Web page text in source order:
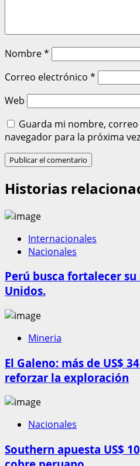
Nombre*
Correo electrónico *
Web
Guarda mi nombre,
navegador para la próxima
Historias
Internacionales
Nacionales
Perú busca fortalecer
Unidos.
Mineria
El Galeno: más de US$
reforzar la exploración
Nacionales
Southern apuesta US$